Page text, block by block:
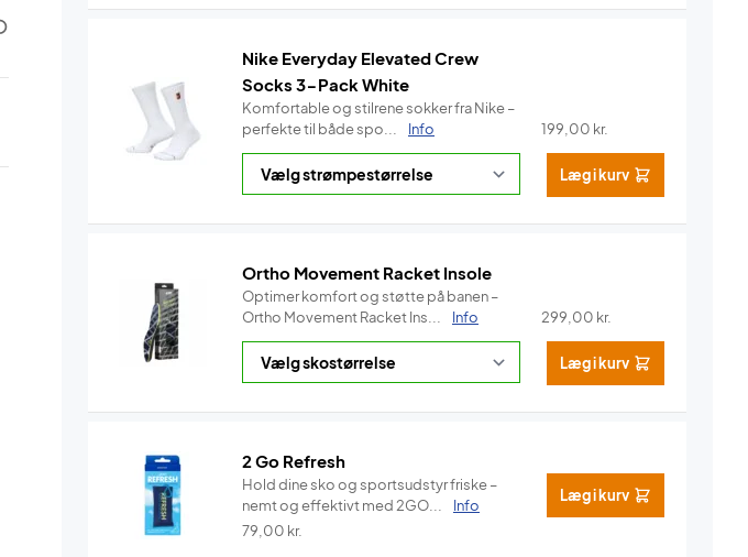
Nike Everyday Elevated Crew
Socks 3-Pack White
Komfortable og stilrene sokker fra Nike –
perfekte til både spo...
Info 199,00 kr.
Læg i kurv
Ortho Movement Racket Insole
Optimer komfort og støtte på banen –
Ortho Movement Racket Ins...
Info 299,00 kr.
Læg i kurv
2 Go Refresh
Hold dine sko og sportsudstyr friske –
nemt og effektivt med 2GO...
Info
79,00 kr.
Læg i kurv